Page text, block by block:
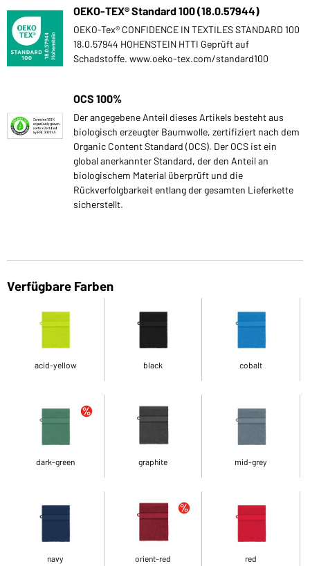
OEKO-TEX® Standard 100 (18.0.57944)
OEKO-Tex® CONFIDENCE IN TEXTILES STANDARD 100
18.0.57944 HOHENSTEIN HTTI Geprüft auf
Schadstoffe. www.oeko-tex.com/standard100
OCS 100%
Der angegebene Anteil dieses Artikels besteht aus
biologisch erzeugter Baumwolle, zertifiziert nach dem
Organic Content Standard (OCS). Der OCS ist ein
global anerkannter Standard, der den Anteil an
biologischem Material überprüft und die
Rückverfolgbarkeit entlang der gesamten Lieferkette
sicherstellt.
Verfügbare Farben
acid-yellow black cobalt
dark-green graphite mid-grey
navy orient-red red